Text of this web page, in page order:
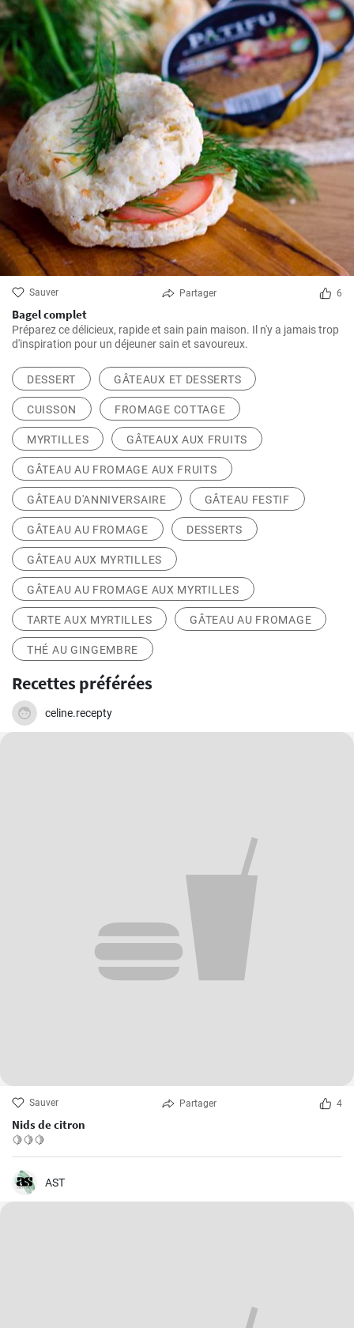
Sauver Partager 6
Bagel complet
Préparez ce délicieux, rapide et sain pain maison. Il n'y a jamais trop
d'inspiration pour un déjeuner sain et savoureux.
DESSERT GÂTEAUX ET DESSERTS
CUISSON FROMAGE COTTAGE
MYRTILLES GÂTEAUX AUX FRUITS
GÂTEAU AU FROMAGE AUX FRUITS
GÂTEAU D'ANNIVERSAIRE GÂTEAU FESTIF
GÂTEAU AU FROMAGE DESSERTS
GÂTEAU AUX MYRTILLES
GÂTEAU AU FROMAGE AUX MYRTILLES
TARTE AUX MYRTILLES GÂTEAU AU FROMAGE
THÉ AU GINGEMBRE
Recettes préférées
celine.recepty
Sauver Partager 4
Nids de citron
🍋🍋🍋
AST